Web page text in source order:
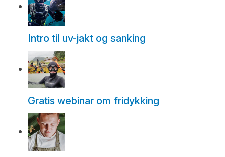
Intro til uv-jakt og sanking
Gratis webinar om fridykking